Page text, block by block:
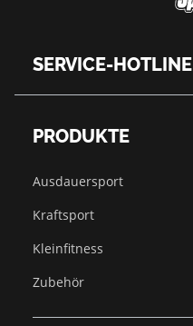
SERVICE-HOTLINE
PRODUKTE
Ausdauersport
Kraftsport
Kleinfitness
Zubehör